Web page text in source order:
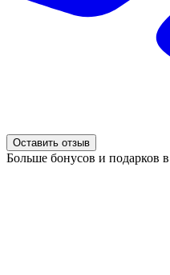
Оставить отзыв
Больше бонусов и подарков